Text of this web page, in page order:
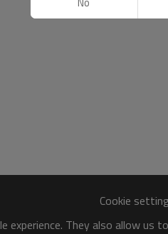
Cookie
They also allow